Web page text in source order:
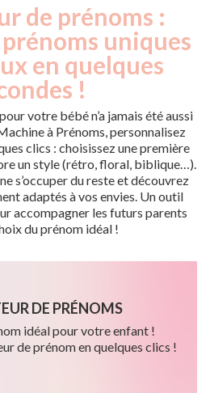
de prénoms :
uniques
en quelques
!
votre bébé n’a jamais été aussi
à Prénoms, personnalisez
clics : choisissez une première
un style (rétro, floral, biblique…).
s’occuper du reste et découvrez
adaptés à vos envies. Un outil
accompagner les futurs parents
du prénom idéal !
DE PRÉNOMS
idéal pour votre enfant !
de prénom en quelques clics !